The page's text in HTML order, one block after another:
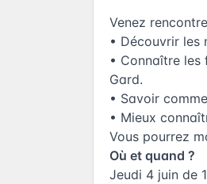
Venez
• Découvrir les
• Connaître
Gard.
• Savoir
• Mieux
Vous pourrez
Où et quand ?
Jeudi 4 juin de